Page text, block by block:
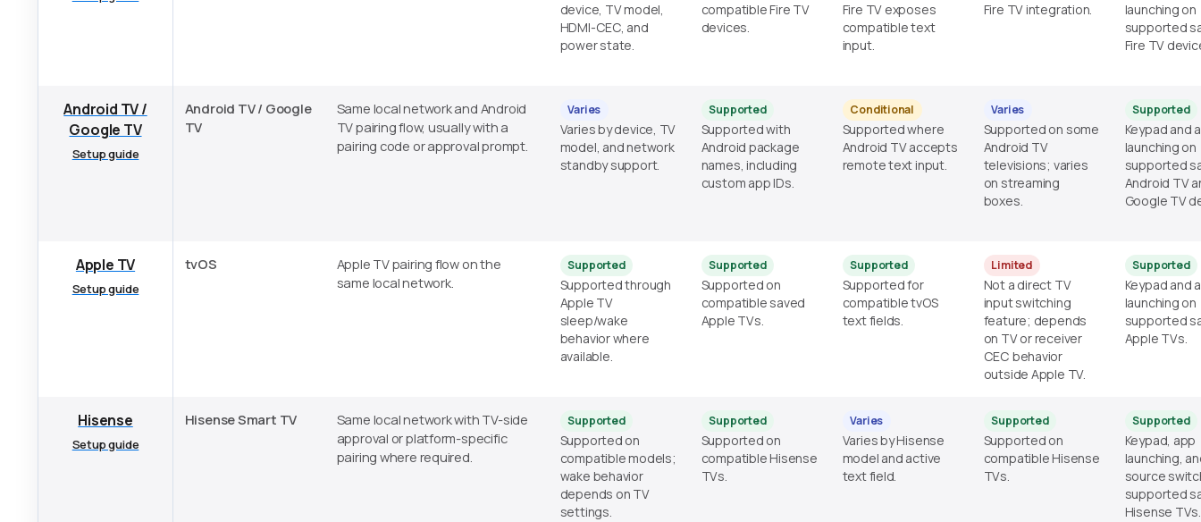
device, TV model,
HDMI-CEC, and
power state.
compatible Fire TV
devices.
Fire TV exposes
compatible text
input.
Fire TV integration.
launching on
supported
Fire TV
Android TV /
Google TV
Setup guide
Android TV / Google
TV
Same local network and Android
TV pairing flow, usually with a
pairing code or approval prompt.
Varies
Varies by device, TV
model, and network
standby support.
Supported
Supported with
Android package
names, including
custom app IDs.
Conditional
Supported where
Android TV accepts
remote text input.
Varies
Supported on some
Android TV
televisions; varies
on streaming
boxes.
Supported
Keypad and
launching on
supported
Android TV
Google TV
Apple TV
Setup guide
tvOS
Apple TV pairing flow on the
same local network.
Supported
Supported through
Apple TV
sleep/wake
behavior where
available.
Supported
Supported on
compatible saved
Apple TVs.
Supported
Supported for
compatible tvOS
text fields.
Limited
Not a direct TV
input switching
feature; depends
on TV or receiver
CEC behavior
outside Apple TV.
Supported
Keypad and
launching on
supported
Apple TVs.
Hisense
Setup guide
Hisense Smart TV
Same local network with TV-side
approval or platform-specific
pairing where required.
Supported
Supported on
compatible models;
wake behavior
depends on TV
settings.
Supported
Supported on
compatible Hisense
TVs.
Varies
Varies by Hisense
model and active
text field.
Supported
Supported on
compatible Hisense
TVs.
Supported
Keypad, app
launching,
source
supported
Hisense TVs.